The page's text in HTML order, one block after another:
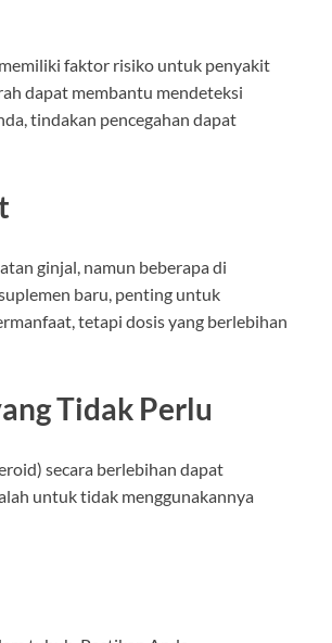
faktor risiko untuk penyakit
dapat membantu mendeteksi
tindakan pencegahan dapat
ginjal, namun beberapa di
baru, penting untuk
tetapi dosis yang berlebihan
Tidak Perlu
secara berlebihan dapat
untuk tidak menggunakannya